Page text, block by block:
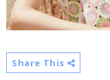
Share This